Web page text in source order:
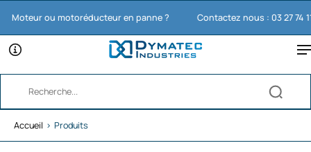
ou motoréducteur en panne ? Contactez nous : 03 27 74 11 65
Accueil › Produits